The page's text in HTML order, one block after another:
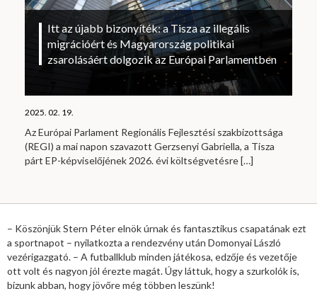
Itt az újabb bizonyíték: a Tisza az illegális
migrációért és Magyarország politikai
zsarolásáért dolgozik az Európai Parlamentben
2025. 02. 19.
Az Európai Parlament Regionális Fejlesztési szakbizottsága
(REGI) a mai napon szavazott Gerzsenyi Gabriella, a Tisza
párt EP-képviselőjének 2026. évi költségvetésre[…]
– Köszönjük Stern Péter elnök úrnak és fantasztikus csapatának ezt
a sportnapot – nyilatkozta a rendezvény után Domonyai László
vezérigazgató. – A futballklub minden játékosa, edzője és vezetője
ott volt és nagyon jól érezte magát. Úgy láttuk, hogy a szurkolók is,
bízunk abban, hogy jövőre még többen leszünk!